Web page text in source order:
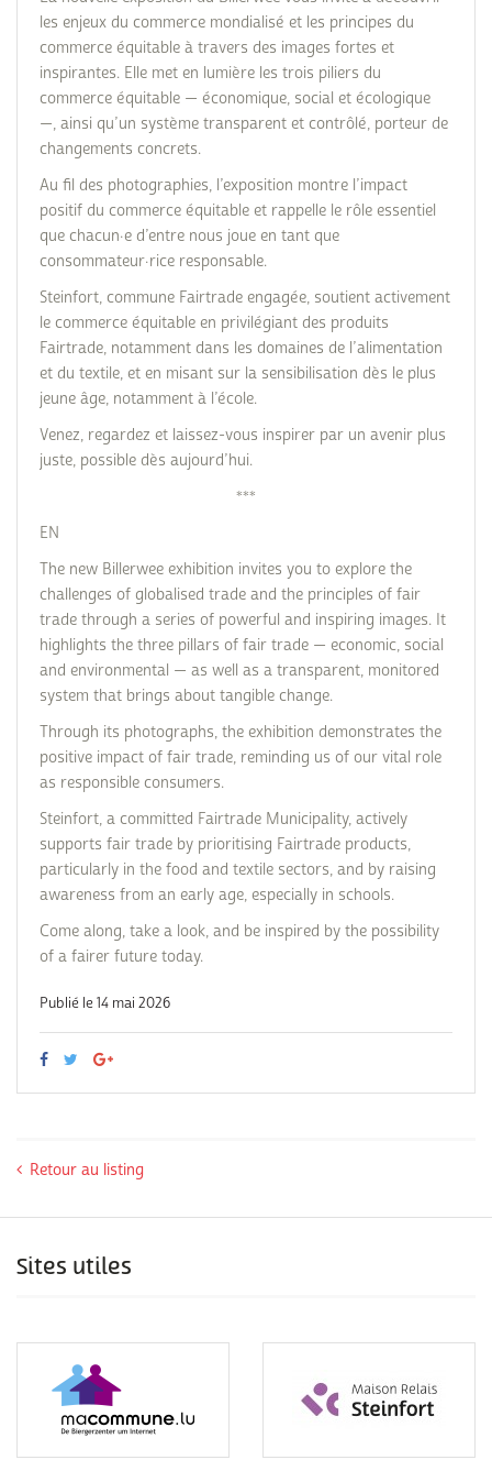
les enjeux du commerce mondialisé et les principes du
commerce équitable à travers des images fortes et
inspirantes. Elle met en lumière les trois piliers du
commerce équitable — économique, social et écologique
—, ainsi qu’un système transparent et contrôlé, porteur de
changements concrets.
Au fil des photographies, l’exposition montre l’impact
positif du commerce équitable et rappelle le rôle essentiel
que chacun·e d’entre nous joue en tant que
consommateur·rice responsable.
Steinfort, commune Fairtrade engagée, soutient activement
le commerce équitable en privilégiant des produits
Fairtrade, notamment dans les domaines de l’alimentation
et du textile, et en misant sur la sensibilisation dès le plus
jeune âge, notamment à l’école.
Venez, regardez et laissez-vous inspirer par un avenir plus
juste, possible dès aujourd’hui.
***
EN
The new Billerwee exhibition invites you to explore the
challenges of globalised trade and the principles of fair
trade through a series of powerful and inspiring images. It
highlights the three pillars of fair trade — economic, social
and environmental — as well as a transparent, monitored
system that brings about tangible change.
Through its photographs, the exhibition demonstrates the
positive impact of fair trade, reminding us of our vital role
as responsible consumers.
Steinfort, a committed Fairtrade Municipality, actively
supports fair trade by prioritising Fairtrade products,
particularly in the food and textile sectors, and by raising
awareness from an early age, especially in schools.
Come along, take a look, and be inspired by the possibility
of a fairer future today.
Publié le 14 mai 2026
Retour au listing
Sites utiles